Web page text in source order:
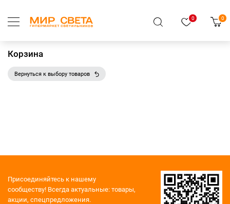
0 0
Корзина
Вернуться к выбору товаров
Присоединяйтесь к нашему
сообществу! Всегда актуальные: товары,
акции, спецпредложения.